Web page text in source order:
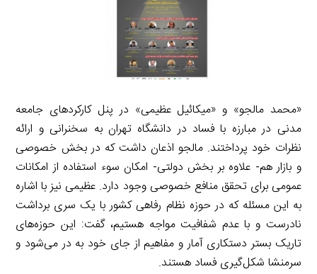
«محمد مالجو» و «میکائیل عظیمی» در پنل کارکردهای جامعه
مدنی در مبارزه با فساد در دانشگاه تهران به سخنرانی و ارائه
نظرات خود پرداختند. مالجو اذعان داشت که در بخش خصوصی
و بازار هم- علاوه بر بخش دولتی- امکان سوء استفاده از امکانات
عمومی برای تحقق منافع خصوصی وجود دارد. عظیمی نیز با اشاره
به این مسئله که در حوزه نظام رفاهی کشور با یک سری برداشت
نادرست و با عدم شفافیت مواجه هستیم، گفت: این حوزه‌های
تاریک بستر دستکاری آمار و مفاهیم از جای خود به در می‌شود و
سرمنشا شکل‌گیری فساد هستند.